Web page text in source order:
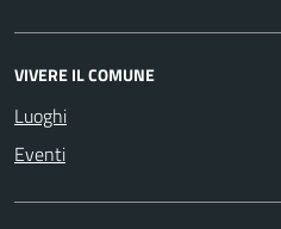
VIVERE IL COMUNE
Luoghi
Eventi